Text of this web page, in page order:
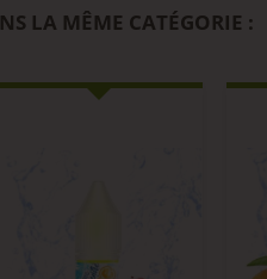
LA MÊME CATÉGORIE :